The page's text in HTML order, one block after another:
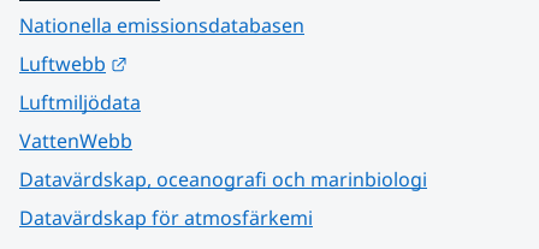
Nationella emissionsdatabasen
Luftwebb
Luftmiljödata
VattenWebb
Datavärdskap, oceanografi och marinbiologi
Datavärdskap för atmosfärkemi